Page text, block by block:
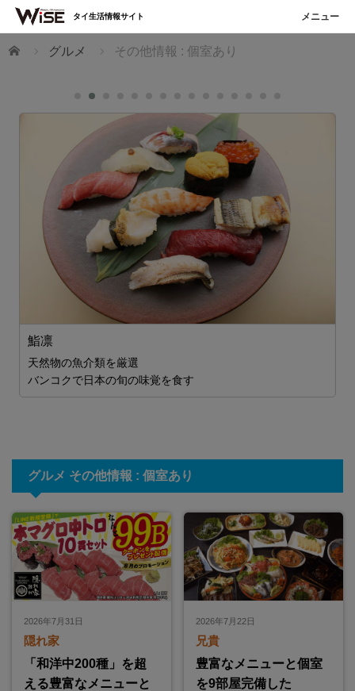
ホーム グルメ その他情報 : 個室あり
鮨凛
天然物の魚介類を厳選
バンコクで日本の旬の味覚を食す
グルメ その他情報 : 個室あり
2026年7月31日
隠れ家
「和洋中200種」を超
える豊富なメニューと
2026年7月22日
兄貴
豊富なメニューと個室
を9部屋完備した
タイ生活情報サイト